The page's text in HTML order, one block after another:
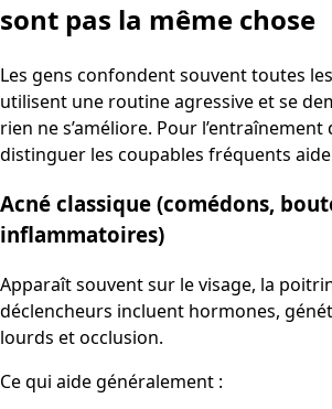
sont pas la même chose
Les gens confondent souvent toutes
utilisent une routine agressive et se
rien ne s’améliore. Pour
distinguer les coupables fréquents
Acné classique (comédons,
inflammatoires)
Apparaît souvent sur le visage, la
déclencheurs incluent hormones,
lourds et occlusion.
Ce qui aide généralement :